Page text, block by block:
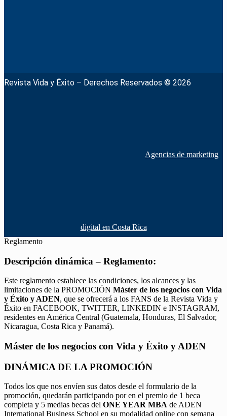
Revista Vida y Éxito – Derechos Reservados © 2026
Agencias de marketing
digital en Costa Rica
Reglamento
Descripción dinámica – Reglamento:
Este reglamento establece las condiciones, los alcances y las
limitaciones de la PROMOCIÓN Máster de los negocios con Vida
y Éxito y ADEN, que se ofrecerá a los FANS de la Revista Vida y
Éxito en FACEBOOK, TWITTER, LINKEDIN e INSTAGRAM,
residentes en América Central (Guatemala, Honduras, El Salvador,
Nicaragua, Costa Rica y Panamá).
Máster de los negocios con Vida y Éxito y ADEN
DINÁMICA DE LA PROMOCIÓN
Todos los que nos envíen sus datos desde el formulario de la
promoción, quedarán participando por en el premio de 1 beca
completa y 5 medias becas del ONE YEAR MBA de ADEN
International Business School en su modalidad online con semana